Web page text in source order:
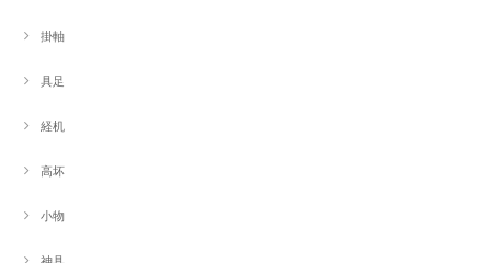
掛軸
具足
経机
高坏
小物